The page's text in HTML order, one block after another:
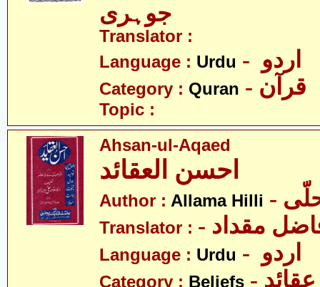
جوہری
Translator :
Language : Urdu
Category : Quran - قرآن
Topic :
Ahsan-ul-Aqaed
احسن العقائد
Author : Allama Hilli
Translator : مقداد
Language : Urdu
Category : Beliefs - عقائد